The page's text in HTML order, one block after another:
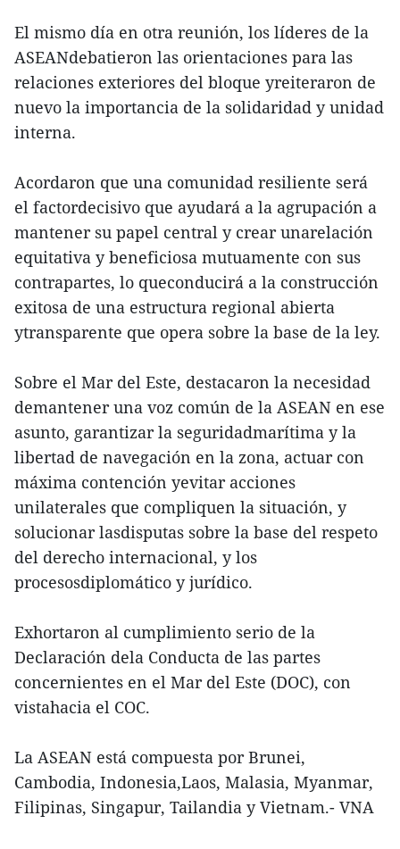
El mismo día en otra reunión, los líderes de la
ASEANdebatieron las orientaciones para las
relaciones exteriores del bloque yreiteraron de
nuevo la importancia de la solidaridad y unidad
interna.
Acordaron que una comunidad resiliente será
el factordecisivo que ayudará a la agrupación a
mantener su papel central y crear unarelación
equitativa y beneficiosa mutuamente con sus
contrapartes, lo queconducirá a la construcción
exitosa de una estructura regional abierta
ytransparente que opera sobre la base de la ley.
Sobre el Mar del Este, destacaron la necesidad
demantener una voz común de la ASEAN en ese
asunto, garantizar la seguridadmarítima y la
libertad de navegación en la zona, actuar con
máxima contención yevitar acciones
unilaterales que compliquen la situación, y
solucionar lasdisputas sobre la base del respeto
del derecho internacional, y los
procesosdiplomático y jurídico.
Exhortaron al cumplimiento serio de la
Declaración dela Conducta de las partes
concernientes en el Mar del Este (DOC), con
vistahacia el COC.
La ASEAN está compuesta por Brunei,
Cambodia, Indonesia,Laos, Malasia, Myanmar,
Filipinas, Singapur, Tailandia y Vietnam.- VNA